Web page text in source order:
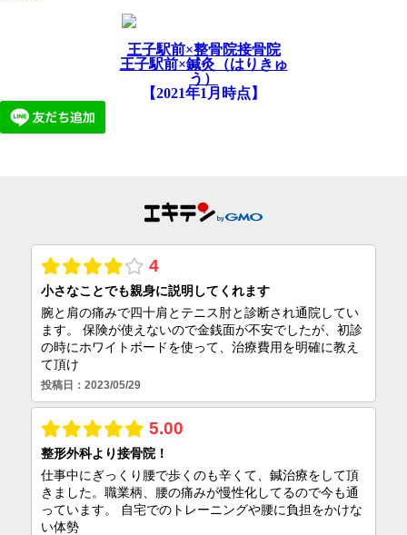
王子駅前×整骨院接骨院
王子駅前×鍼灸（はりきゅ
う）
【2021年1月時点】